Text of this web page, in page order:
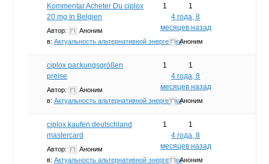
Kommentar Acheter Du ciplox
20 mg In Belgien
Автор:
Аноним
в: Актуальность альтернативной энергетики
1
1
4 года, 8
месяцев назад
Аноним
ciplox packungsgrößen
preise
Автор:
Аноним
в: Актуальность альтернативной энергетики
1
1
4 года, 8
месяцев назад
Аноним
ciplox kaufen deutschland
mastercard
Автор:
Аноним
в: Актуальность альтернативной энергетики
1
1
4 года, 8
месяцев назад
Аноним